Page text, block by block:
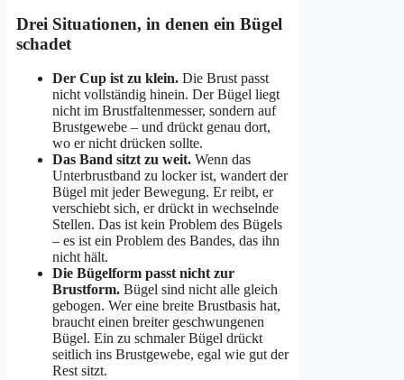
Drei Situationen, in denen ein Bügel
schadet
Der Cup ist zu klein. Die Brust passt
nicht vollständig hinein. Der Bügel liegt
nicht im Brustfaltenmesser, sondern auf
Brustgewebe – und drückt genau dort,
wo er nicht drücken sollte.
Das Band sitzt zu weit. Wenn das
Unterbrustband zu locker ist, wandert der
Bügel mit jeder Bewegung. Er reibt, er
verschiebt sich, er drückt in wechselnde
Stellen. Das ist kein Problem des Bügels
– es ist ein Problem des Bandes, das ihn
nicht hält.
Die Bügelform passt nicht zur
Brustform. Bügel sind nicht alle gleich
gebogen. Wer eine breite Brustbasis hat,
braucht einen breiter geschwungenen
Bügel. Ein zu schmaler Bügel drückt
seitlich ins Brustgewebe, egal wie gut der
Rest sitzt.